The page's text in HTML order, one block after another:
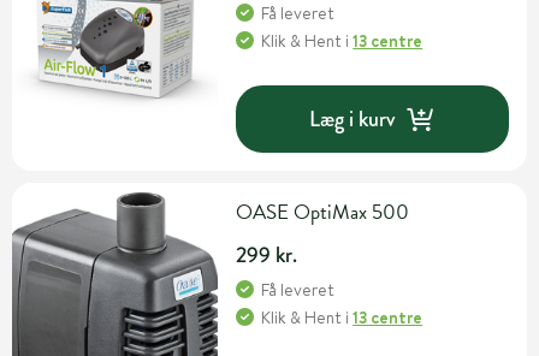
Få leveret
Klik & Hent i13 centre
Læg i kurv
OASE OptiMax 500
299 kr.
Få leveret
Klik & Hent i13 centre